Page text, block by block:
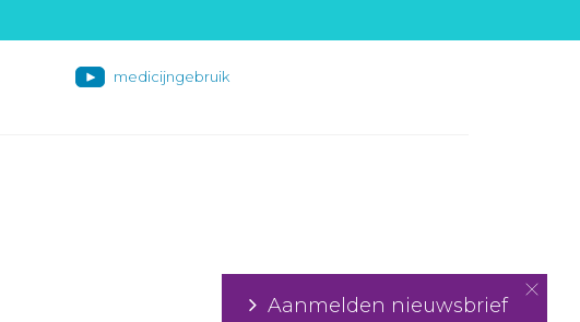
medicijngebruik
Aanmelden nieuwsbrief